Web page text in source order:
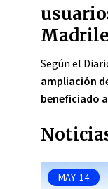
Según el
ampliación
beneficiado
MAY 14